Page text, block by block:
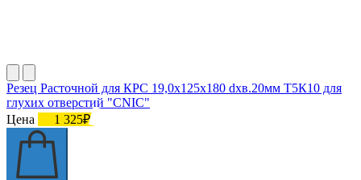
Резец Расточной для КРС 19,0х125х180 dхв.20мм Т5К10 для
глухих отверстий "CNIC"
Цена
1 325₽